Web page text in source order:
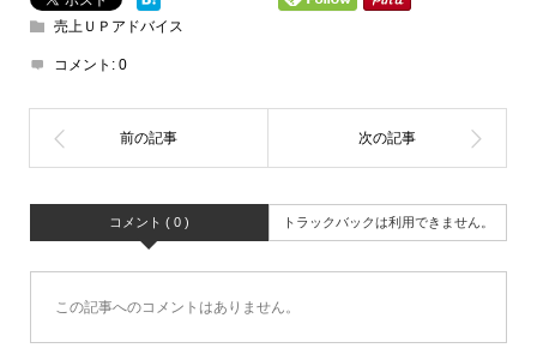
売上ＵＰアドバイス
コメント: 0
コメント ( 0 ) トラックバックは利用できません。
この記事へのコメントはありません。